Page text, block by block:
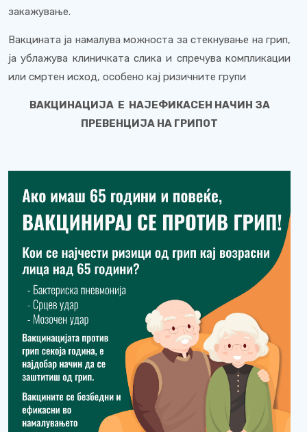
закажување.
Вакцината ја намалува можноста за стекнување на грип,
ја ублажува клиничката слика и спречува компликации
или смртен исход, особено кај ризичните групи
ВАКЦИНАЦИЈА Е НАЈЕФИКАСЕН НАЧИН ЗА
ПРЕВЕНЦИЈА НА ГРИПОТ